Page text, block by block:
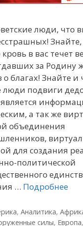
люди, что
Знайте,
в вас течет
за Родину
благах! Знайте и
люди подвиги
а так же
объединения
для создания
политической
… Подробнее
, Аналитика,
силы, Европа,